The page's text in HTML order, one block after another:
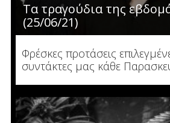
Τα τραγούδια της
(25/06/21)
Φρέσκες προτάσεις
συντάκτες μας κάθε